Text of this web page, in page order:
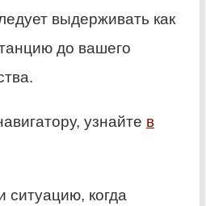
выдерживать как
до вашего
узнайте в
ситуацию, когда